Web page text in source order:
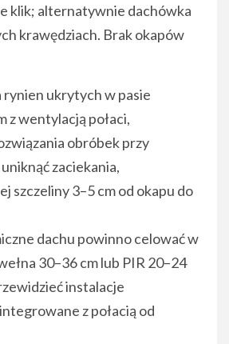
klik; alternatywnie dachówka
krawędziach. Brak okapów
rynien ukrytych w pasie
z wentylacją połaci,
obróbek przy
zaciekania,
szczeliny 3–5 cm od okapu do
dachu powinno celować w
30–36 cm lub PIR 20–24
instalacje
z połacią od